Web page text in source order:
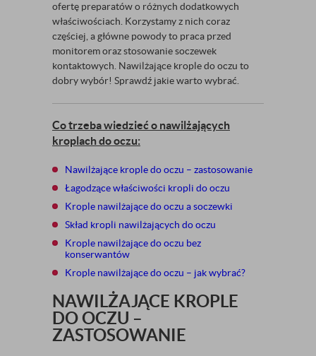
ofertę preparatów o różnych dodatkowych
właściwościach. Korzystamy z nich coraz
częściej, a główne powody to praca przed
monitorem oraz stosowanie soczewek
kontaktowych. Nawilżające krople do oczu to
dobry wybór! Sprawdź jakie warto wybrać.
Co trzeba wiedzieć o nawilżających
kroplach do oczu:
Nawilżające krople do oczu – zastosowanie
Łagodzące właściwości kropli do oczu
Krople nawilżające do oczu a soczewki
Skład kropli nawilżających do oczu
Krople nawilżające do oczu bez
konserwantów
Krople nawilżające do oczu – jak wybrać?
NAWILŻAJĄCE KROPLE
DO OCZU –
ZASTOSOWANIE